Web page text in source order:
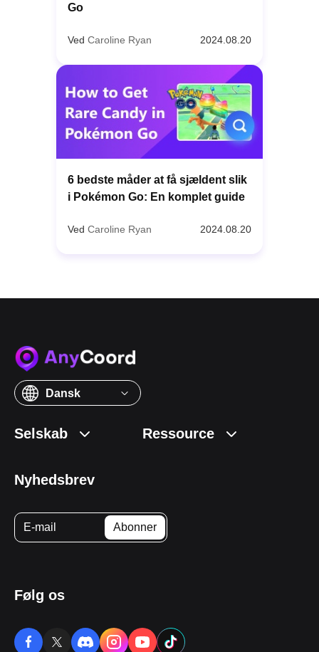
Go
Ved Caroline Ryan 2024.08.20
6 bedste måder at få sjældent slik
i Pokémon Go: En komplet guide
Ved Caroline Ryan 2024.08.20
Dansk
Selskab Ressource
Nyhedsbrev
Følg os